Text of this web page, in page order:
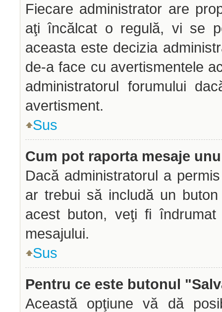
Fiecare administrator are
aţi încălcat o regulă, vi se
aceasta este decizia
de-a face cu avertismentele
administratorul forumului
avertisment.
Sus
Cum pot raporta mesaje
Dacă administratorul a
ar trebui să includă un
acest buton, veţi fi
mesajului.
Sus
Pentru ce este butonul
Această opţiune vă dă